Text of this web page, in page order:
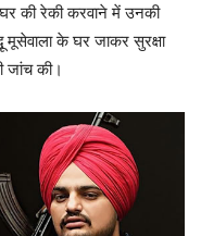
की रेकी करवाने में उनकी
मूसेवाला के घर जाकर सुरक्षा
जांच की।